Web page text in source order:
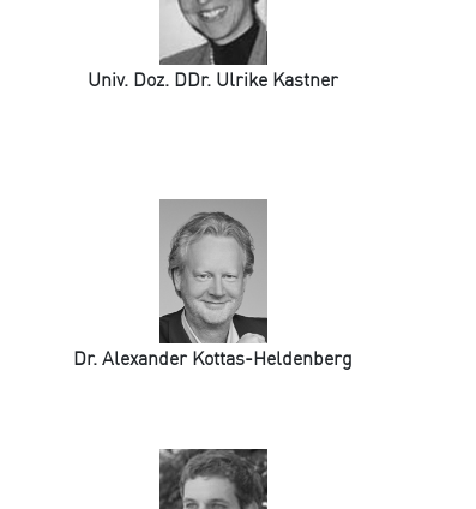
Univ. Doz. DDr. Ulrike Kastner
Dr. Alexander Kottas-Heldenberg